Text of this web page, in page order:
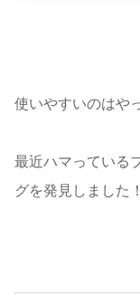
使いやすいのはや
最近ハマっている
グを発見しました！